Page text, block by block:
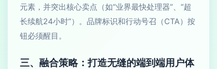
元素，并突出核心卖点（如“业界最快处理器”、“超
长续航24小时”）。品牌标识和行动号召（CTA）按
钮必须醒目。
三、融合策略：打造无缝的端到端用户体